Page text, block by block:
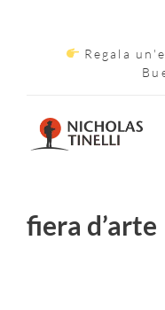
Regala
fiera d’arte